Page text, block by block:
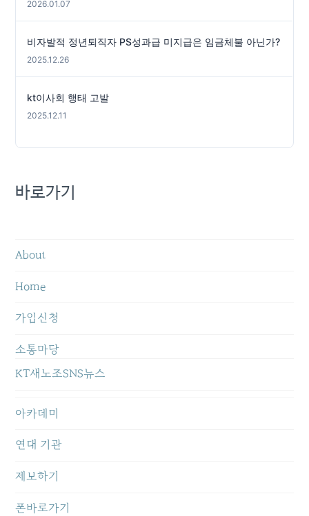
2026.01.07
비자발적 정년퇴직자 PS성과급 미지급은 임금체불 아닌가?
2025.12.26
kt이사회 행태 고발
2025.12.11
바로가기
About
Home
가입신청
소통마당
KT새노조SNS뉴스
아카데미
연대 기관
제보하기
폰바로가기